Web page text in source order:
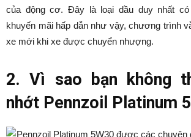
của động cơ. Đây là loại dầu duy nhất
khuyến mãi hấp dẫn như vậy, chương trình
xe mới khi xe được chuyển nhượng.
2. Vì sao bạn không
nhớt Pennzoil Platinum